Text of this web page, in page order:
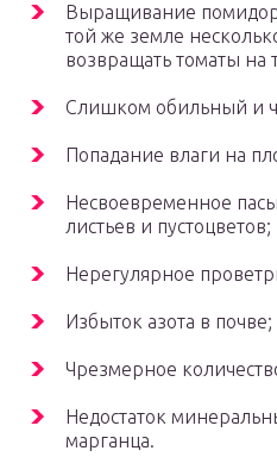
Выращивание
той же земле
возвращать томаты на
Слишком обильный и
Попадание влаги на
Несвоевременное
листьев и пустоцветов;
Нерегулярное
Избыток азота в почве;
Чрезмерное
Недостаток
марганца.